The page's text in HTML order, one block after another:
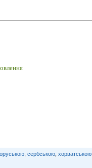
, сербською, хорватською,